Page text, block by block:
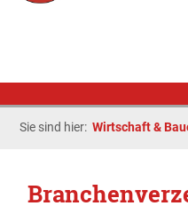
Sie sind hier:Wirtschaft &